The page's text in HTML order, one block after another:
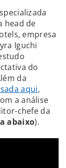
head de
empresa
Iguchi
do
da
aqui,
a análise
chefe da
abaixo).